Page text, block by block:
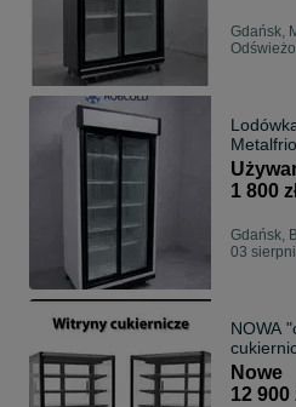
Gdańsk,
1 800
Gdańsk,
03
NOWA
Nowe
12 900